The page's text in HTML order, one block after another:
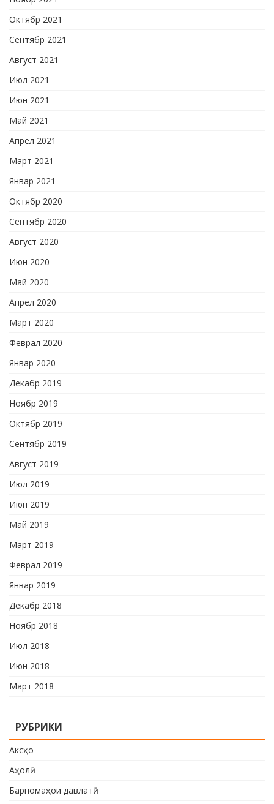
Октябр 2021
Сентябр 2021
Август 2021
Июл 2021
Июн 2021
Май 2021
Апрел 2021
Март 2021
Январ 2021
Октябр 2020
Сентябр 2020
Август 2020
Июн 2020
Май 2020
Апрел 2020
Март 2020
Феврал 2020
Январ 2020
Декабр 2019
Ноябр 2019
Октябр 2019
Сентябр 2019
Август 2019
Июл 2019
Июн 2019
Май 2019
Март 2019
Феврал 2019
Январ 2019
Декабр 2018
Ноябр 2018
Июл 2018
Июн 2018
Март 2018
РУБРИКИ
Аксҳо
Аҳолӣ
Барномаҳои давлатӣ